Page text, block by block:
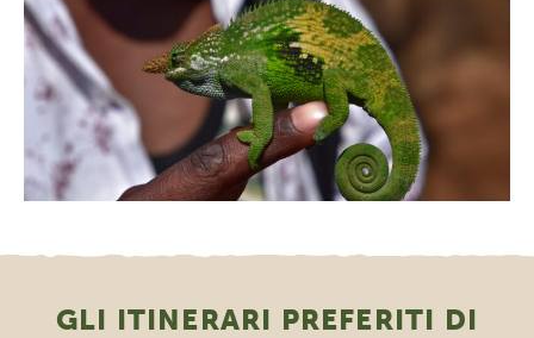
GLI ITINERARI PREFERITI DI